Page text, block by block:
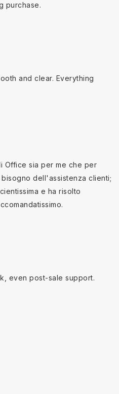
purchase.
and clear. Everything
Office sia per me che per
dell'assistenza clienti;
e ha risolto
even post-sale support.